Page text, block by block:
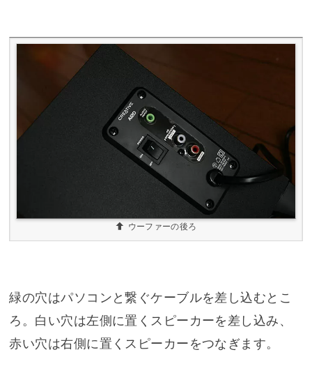
ウーファーの後ろ
緑の穴はパソコンと繋ぐケーブルを差し込むとこ
ろ。白い穴は左側に置くスピーカーを差し込み、
赤い穴は右側に置くスピーカーをつなぎます。